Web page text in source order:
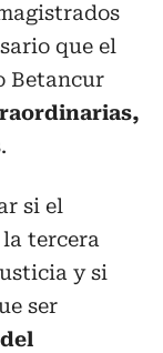
que el
Betancur
.
si el
la tercera
y si
ser